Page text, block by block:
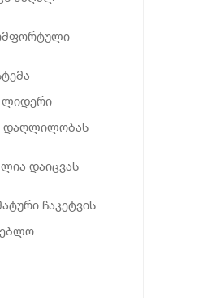
ლიდერი
დაღლილობას
დაიცვას
ჩაკეტვის